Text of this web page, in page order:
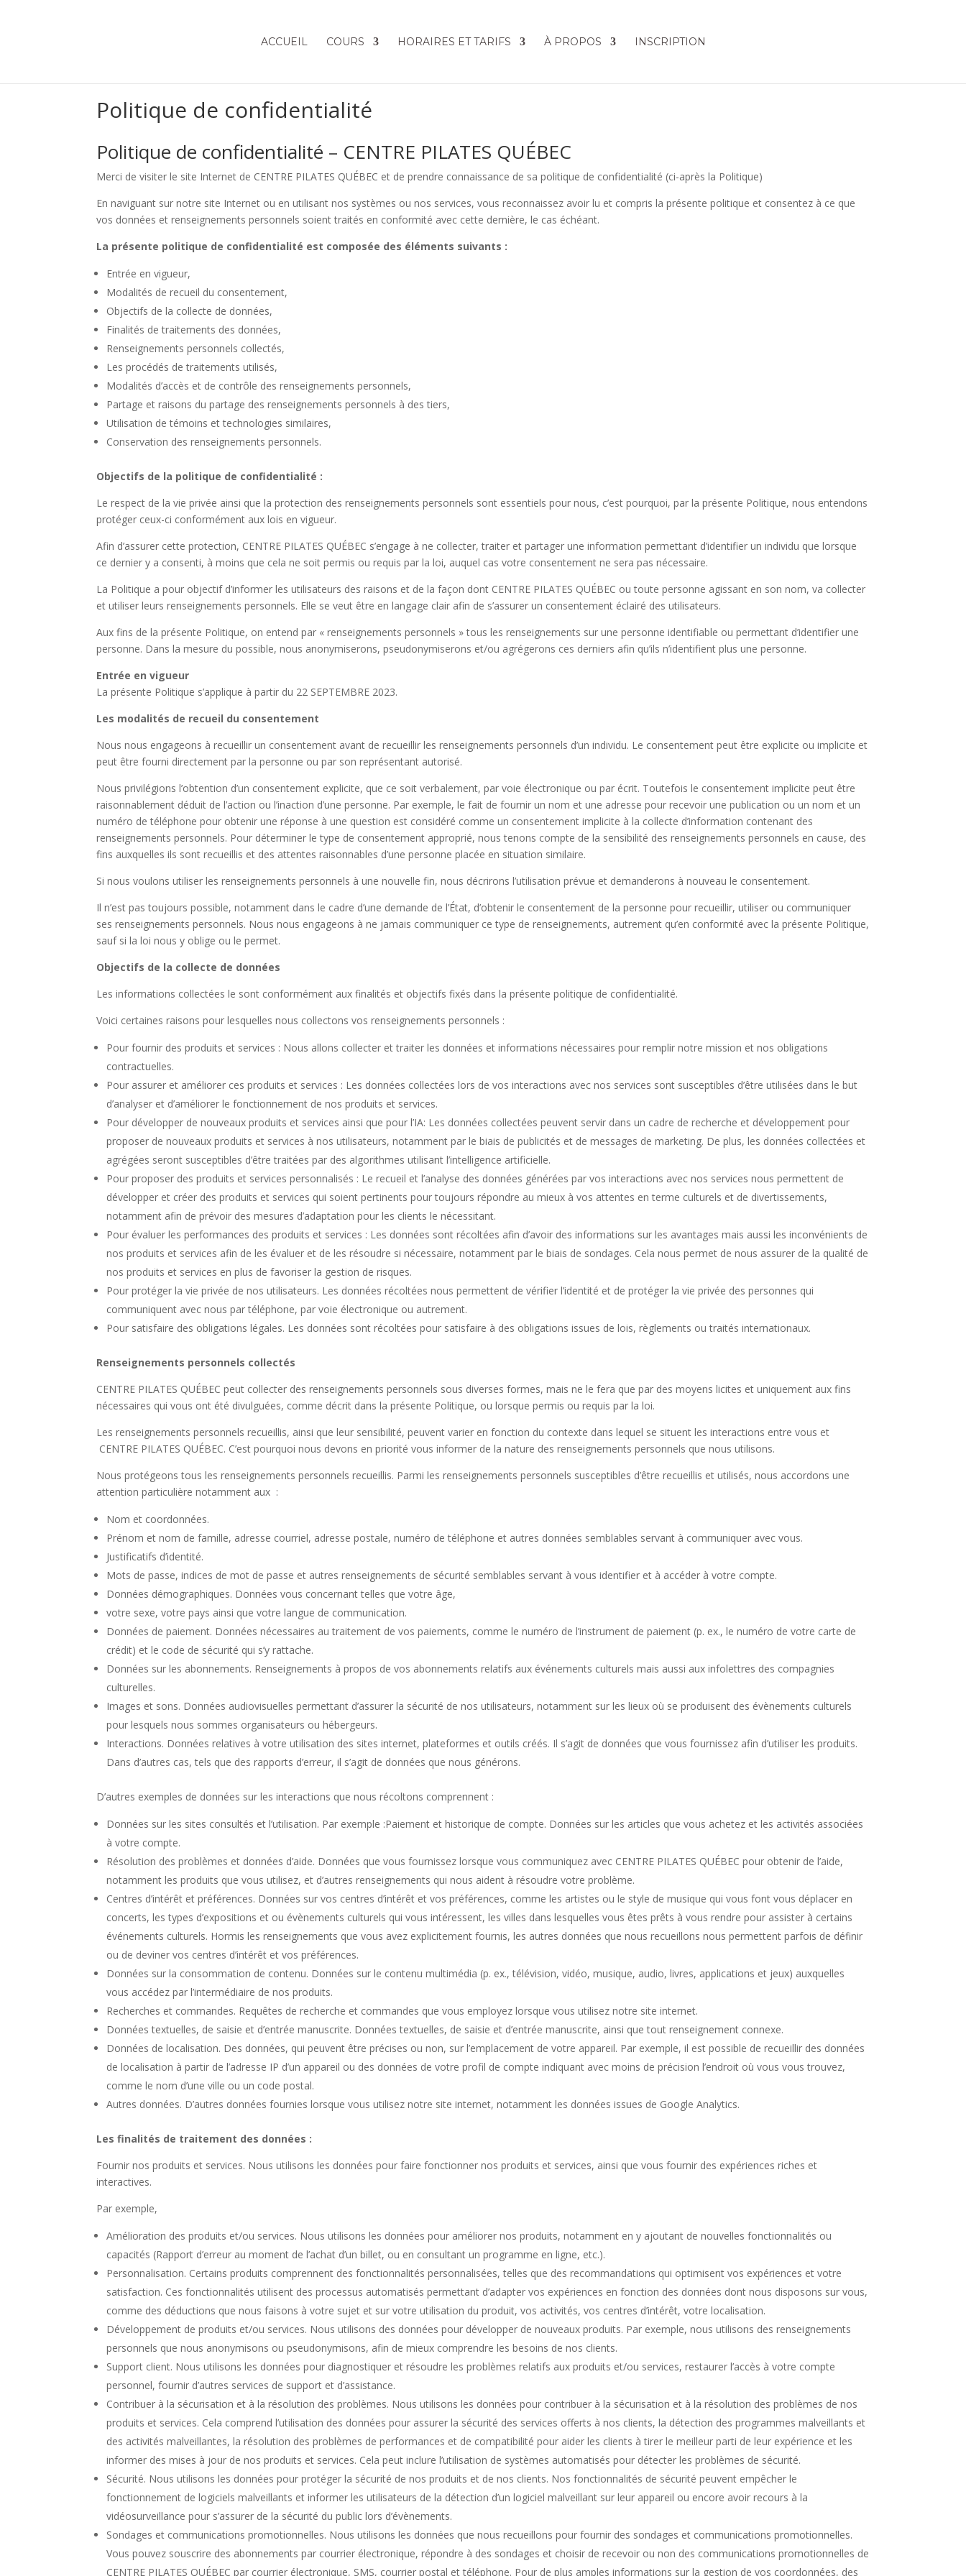
ACCUEIL COURS HORAIRES ET TARIFS À PROPOS INSCRIPTION
Politique de confidentialité
Politique de confidentialité – CENTRE PILATES QUÉBEC
Merci de visiter le site Internet de CENTRE PILATES QUÉBEC et de prendre connaissance de sa politique de confidentialité (ci-après la Politique)
En naviguant sur notre site Internet ou en utilisant nos systèmes ou nos services, vous reconnaissez avoir lu et compris la présente politique et consentez à ce que
vos données et renseignements personnels soient traités en conformité avec cette dernière, le cas échéant.
La présente politique de confidentialité est composée des éléments suivants :
Entrée en vigueur,
Modalités de recueil du consentement,
Objectifs de la collecte de données,
Finalités de traitements des données,
Renseignements personnels collectés,
Les procédés de traitements utilisés,
Modalités d’accès et de contrôle des renseignements personnels,
Partage et raisons du partage des renseignements personnels à des tiers,
Utilisation de témoins et technologies similaires,
Conservation des renseignements personnels.
Objectifs de la politique de confidentialité :
Le respect de la vie privée ainsi que la protection des renseignements personnels sont essentiels pour nous, c’est pourquoi, par la présente Politique, nous entendons
protéger ceux-ci conformément aux lois en vigueur.
Afin d’assurer cette protection, CENTRE PILATES QUÉBEC s’engage à ne collecter, traiter et partager une information permettant d’identifier un individu que lorsque
ce dernier y a consenti, à moins que cela ne soit permis ou requis par la loi, auquel cas votre consentement ne sera pas nécessaire.
La Politique a pour objectif d’informer les utilisateurs des raisons et de la façon dont CENTRE PILATES QUÉBEC ou toute personne agissant en son nom, va collecter
et utiliser leurs renseignements personnels. Elle se veut être en langage clair afin de s’assurer un consentement éclairé des utilisateurs.
Aux fins de la présente Politique, on entend par « renseignements personnels » tous les renseignements sur une personne identifiable ou permettant d’identifier une
personne. Dans la mesure du possible, nous anonymiserons, pseudonymiserons et/ou agrégerons ces derniers afin qu’ils n’identifient plus une personne.
Entrée en vigueur
La présente Politique s’applique à partir du 22 SEPTEMBRE 2023.
Les modalités de recueil du consentement
Nous nous engageons à recueillir un consentement avant de recueillir les renseignements personnels d’un individu. Le consentement peut être explicite ou implicite et
peut être fourni directement par la personne ou par son représentant autorisé.
Nous privilégions l’obtention d’un consentement explicite, que ce soit verbalement, par voie électronique ou par écrit. Toutefois le consentement implicite peut être
raisonnablement déduit de l’action ou l’inaction d’une personne. Par exemple, le fait de fournir un nom et une adresse pour recevoir une publication ou un nom et un
numéro de téléphone pour obtenir une réponse à une question est considéré comme un consentement implicite à la collecte d’information contenant des
renseignements personnels. Pour déterminer le type de consentement approprié, nous tenons compte de la sensibilité des renseignements personnels en cause, des
fins auxquelles ils sont recueillis et des attentes raisonnables d’une personne placée en situation similaire.
Si nous voulons utiliser les renseignements personnels à une nouvelle fin, nous décrirons l’utilisation prévue et demanderons à nouveau le consentement.
Il n’est pas toujours possible, notamment dans le cadre d’une demande de l’État, d’obtenir le consentement de la personne pour recueillir, utiliser ou communiquer
ses renseignements personnels. Nous nous engageons à ne jamais communiquer ce type de renseignements, autrement qu’en conformité avec la présente Politique,
sauf si la loi nous y oblige ou le permet.
Objectifs de la collecte de données
Les informations collectées le sont conformément aux finalités et objectifs fixés dans la présente politique de confidentialité.
Voici certaines raisons pour lesquelles nous collectons vos renseignements personnels :
Pour fournir des produits et services : Nous allons collecter et traiter les données et informations nécessaires pour remplir notre mission et nos obligations
contractuelles.
Pour assurer et améliorer ces produits et services : Les données collectées lors de vos interactions avec nos services sont susceptibles d’être utilisées dans le but
d’analyser et d’améliorer le fonctionnement de nos produits et services.
Pour développer de nouveaux produits et services ainsi que pour l’IA: Les données collectées peuvent servir dans un cadre de recherche et développement pour
proposer de nouveaux produits et services à nos utilisateurs, notamment par le biais de publicités et de messages de marketing. De plus, les données collectées et
agrégées seront susceptibles d’être traitées par des algorithmes utilisant l’intelligence artificielle.
Pour proposer des produits et services personnalisés : Le recueil et l’analyse des données générées par vos interactions avec nos services nous permettent de
développer et créer des produits et services qui soient pertinents pour toujours répondre au mieux à vos attentes en terme culturels et de divertissements,
notamment afin de prévoir des mesures d’adaptation pour les clients le nécessitant.
Pour évaluer les performances des produits et services : Les données sont récoltées afin d’avoir des informations sur les avantages mais aussi les inconvénients de
nos produits et services afin de les évaluer et de les résoudre si nécessaire, notamment par le biais de sondages. Cela nous permet de nous assurer de la qualité de
nos produits et services en plus de favoriser la gestion de risques.
Pour protéger la vie privée de nos utilisateurs. Les données récoltées nous permettent de vérifier l’identité et de protéger la vie privée des personnes qui
communiquent avec nous par téléphone, par voie électronique ou autrement.
Pour satisfaire des obligations légales. Les données sont récoltées pour satisfaire à des obligations issues de lois, règlements ou traités internationaux.
Renseignements personnels collectés
CENTRE PILATES QUÉBEC peut collecter des renseignements personnels sous diverses formes, mais ne le fera que par des moyens licites et uniquement aux fins
nécessaires qui vous ont été divulguées, comme décrit dans la présente Politique, ou lorsque permis ou requis par la loi.
Les renseignements personnels recueillis, ainsi que leur sensibilité, peuvent varier en fonction du contexte dans lequel se situent les interactions entre vous et
CENTRE PILATES QUÉBEC. C’est pourquoi nous devons en priorité vous informer de la nature des renseignements personnels que nous utilisons.
Nous protégeons tous les renseignements personnels recueillis. Parmi les renseignements personnels susceptibles d’être recueillis et utilisés, nous accordons une
attention particulière notamment aux :
Nom et coordonnées.
Prénom et nom de famille, adresse courriel, adresse postale, numéro de téléphone et autres données semblables servant à communiquer avec vous.
Justificatifs d’identité.
Mots de passe, indices de mot de passe et autres renseignements de sécurité semblables servant à vous identifier et à accéder à votre compte.
Données démographiques. Données vous concernant telles que votre âge,
votre sexe, votre pays ainsi que votre langue de communication.
Données de paiement. Données nécessaires au traitement de vos paiements, comme le numéro de l’instrument de paiement (p. ex., le numéro de votre carte de
crédit) et le code de sécurité qui s’y rattache.
Données sur les abonnements. Renseignements à propos de vos abonnements relatifs aux événements culturels mais aussi aux infolettres des compagnies
culturelles.
Images et sons. Données audiovisuelles permettant d’assurer la sécurité de nos utilisateurs, notamment sur les lieux où se produisent des évènements culturels
pour lesquels nous sommes organisateurs ou hébergeurs.
Interactions. Données relatives à votre utilisation des sites internet, plateformes et outils créés. Il s’agit de données que vous fournissez afin d’utiliser les produits.
Dans d’autres cas, tels que des rapports d’erreur, il s’agit de données que nous générons.
D’autres exemples de données sur les interactions que nous récoltons comprennent :
Données sur les sites consultés et l’utilisation. Par exemple :Paiement et historique de compte. Données sur les articles que vous achetez et les activités associées
à votre compte.
Résolution des problèmes et données d’aide. Données que vous fournissez lorsque vous communiquez avec CENTRE PILATES QUÉBEC pour obtenir de l’aide,
notamment les produits que vous utilisez, et d’autres renseignements qui nous aident à résoudre votre problème.
Centres d’intérêt et préférences. Données sur vos centres d’intérêt et vos préférences, comme les artistes ou le style de musique qui vous font vous déplacer en
concerts, les types d’expositions et ou évènements culturels qui vous intéressent, les villes dans lesquelles vous êtes prêts à vous rendre pour assister à certains
événements culturels. Hormis les renseignements que vous avez explicitement fournis, les autres données que nous recueillons nous permettent parfois de définir
ou de deviner vos centres d’intérêt et vos préférences.
Données sur la consommation de contenu. Données sur le contenu multimédia (p. ex., télévision, vidéo, musique, audio, livres, applications et jeux) auxquelles
vous accédez par l’intermédiaire de nos produits.
Recherches et commandes. Requêtes de recherche et commandes que vous employez lorsque vous utilisez notre site internet.
Données textuelles, de saisie et d’entrée manuscrite. Données textuelles, de saisie et d’entrée manuscrite, ainsi que tout renseignement connexe.
Données de localisation. Des données, qui peuvent être précises ou non, sur l’emplacement de votre appareil. Par exemple, il est possible de recueillir des données
de localisation à partir de l’adresse IP d’un appareil ou des données de votre profil de compte indiquant avec moins de précision l’endroit où vous vous trouvez,
comme le nom d’une ville ou un code postal.
Autres données. D’autres données fournies lorsque vous utilisez notre site internet, notamment les données issues de Google Analytics.
Les finalités de traitement des données :
Fournir nos produits et services. Nous utilisons les données pour faire fonctionner nos produits et services, ainsi que vous fournir des expériences riches et
interactives.
Par exemple,
Amélioration des produits et/ou services. Nous utilisons les données pour améliorer nos produits, notamment en y ajoutant de nouvelles fonctionnalités ou
capacités (Rapport d’erreur au moment de l’achat d’un billet, ou en consultant un programme en ligne, etc.).
Personnalisation. Certains produits comprennent des fonctionnalités personnalisées, telles que des recommandations qui optimisent vos expériences et votre
satisfaction. Ces fonctionnalités utilisent des processus automatisés permettant d’adapter vos expériences en fonction des données dont nous disposons sur vous,
comme des déductions que nous faisons à votre sujet et sur votre utilisation du produit, vos activités, vos centres d’intérêt, votre localisation.
Développement de produits et/ou services. Nous utilisons des données pour développer de nouveaux produits. Par exemple, nous utilisons des renseignements
personnels que nous anonymisons ou pseudonymisons, afin de mieux comprendre les besoins de nos clients.
Support client. Nous utilisons les données pour diagnostiquer et résoudre les problèmes relatifs aux produits et/ou services, restaurer l’accès à votre compte
personnel, fournir d’autres services de support et d’assistance.
Contribuer à la sécurisation et à la résolution des problèmes. Nous utilisons les données pour contribuer à la sécurisation et à la résolution des problèmes de nos
produits et services. Cela comprend l’utilisation des données pour assurer la sécurité des services offerts à nos clients, la détection des programmes malveillants et
des activités malveillantes, la résolution des problèmes de performances et de compatibilité pour aider les clients à tirer le meilleur parti de leur expérience et les
informer des mises à jour de nos produits et services. Cela peut inclure l’utilisation de systèmes automatisés pour détecter les problèmes de sécurité.
Sécurité. Nous utilisons les données pour protéger la sécurité de nos produits et de nos clients. Nos fonctionnalités de sécurité peuvent empêcher le
fonctionnement de logiciels malveillants et informer les utilisateurs de la détection d’un logiciel malveillant sur leur appareil ou encore avoir recours à la
vidéosurveillance pour s’assurer de la sécurité du public lors d’évènements.
Sondages et communications promotionnelles. Nous utilisons les données que nous recueillons pour fournir des sondages et communications promotionnelles.
Vous pouvez souscrire des abonnements par courrier électronique, répondre à des sondages et choisir de recevoir ou non des communications promotionnelles de
CENTRE PILATES QUÉBEC par courrier électronique, SMS, courrier postal et téléphone. Pour de plus amples informations sur la gestion de vos coordonnées, des